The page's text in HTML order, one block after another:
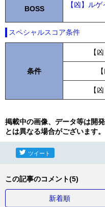
BOSS
【凶】ル
スペシャルスコア条件
条件
【
【
掲載中の画像、データ等は開
とは異なる場合がございます。
ツイート
この記事のコメント(5)
新着順